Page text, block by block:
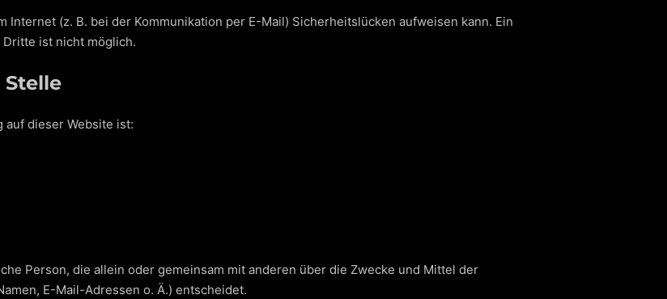
(z. B. bei der Kommunikation per E-Mail) Sicherheitslücken aufweisen kann. Ein
ist nicht möglich.
dieser Website ist:
Person, die allein oder gemeinsam mit anderen über die Zwecke und Mittel der
E-Mail-Adressen o. Ä.) entscheidet.